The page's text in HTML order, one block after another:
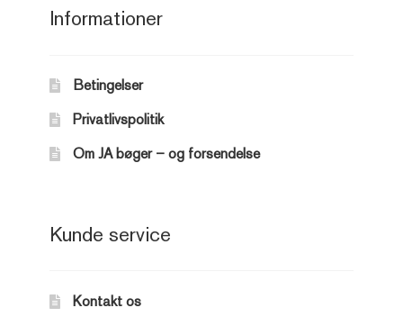
Informationer
Betingelser
Privatlivspolitik
Om JA bøger – og forsendelse
Kunde service
Kontakt os